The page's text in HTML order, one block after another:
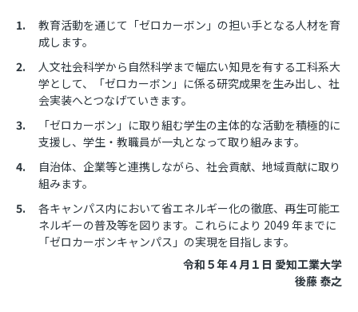
教育活動を通じて「ゼロカーボン」の担い手となる人材を育
成します。
人文社会科学から自然科学まで幅広い知見を有する工科系大
学として、「ゼロカーボン」に係る研究成果を生み出し、社
会実装へとつなげていきます。
「ゼロカーボン」に取り組む学生の主体的な活動を積極的に
支援し、学生・教職員が一丸となって取り組みます。
自治体、企業等と連携しながら、社会貢献、地域貢献に取り
組みます。
各キャンパス内において省エネルギー化の徹底、再生可能エ
ネルギーの普及等を図ります。これらにより 2049 年までに
「ゼロカーボンキャンパス」の実現を目指します。
令和５年４月１日 愛知工業大学
後藤 泰之